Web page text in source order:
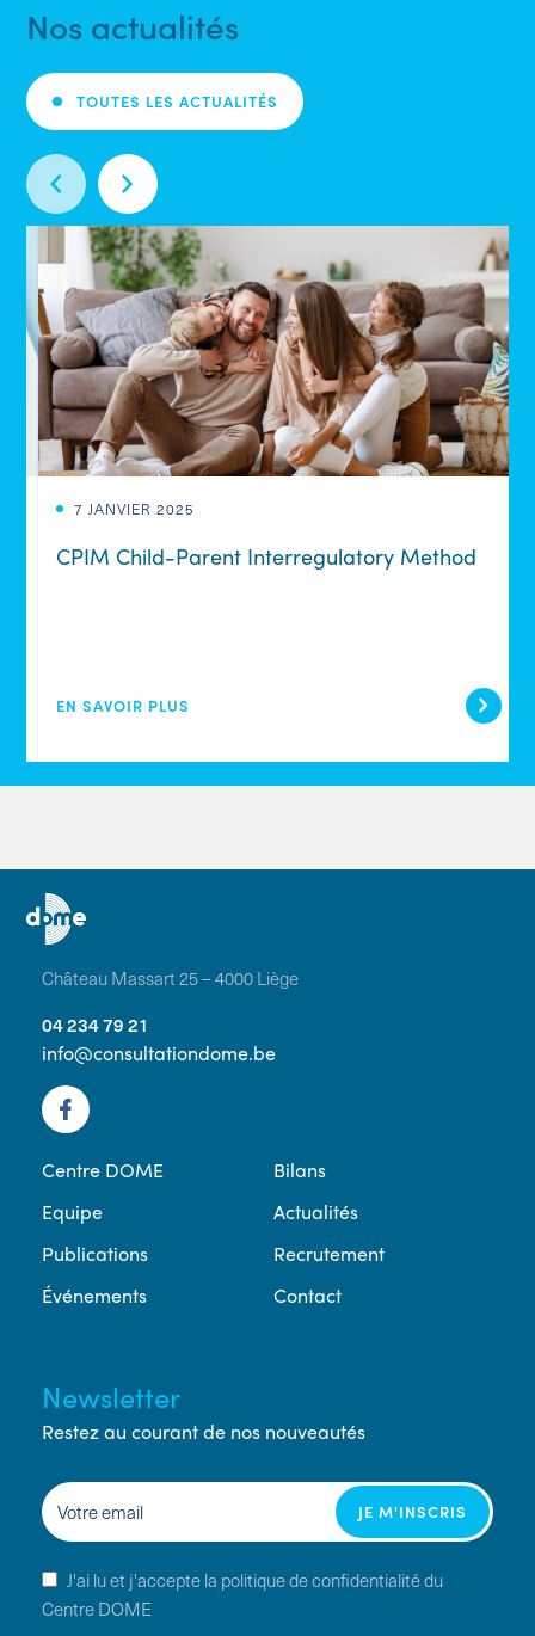
Nos actualités
TOUTES LES ACTUALITÉS
7 JANVIER 2025
CPIM Child-Parent Interregulatory Method
EN SAVOIR PLUS
Château Massart 25 – 4000 Liège
04 234 79 21
info@consultationdome.be
Centre DOME
Equipe
Publications
Événements
Bilans
Actualités
Recrutement
Contact
Newsletter
Restez au courant de nos nouveautés
J'ai lu et j'accepte la politique de confidentialité du
Centre DOME